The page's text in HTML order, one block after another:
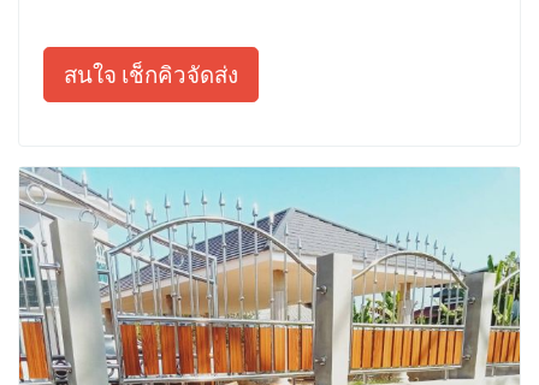
สนใจ เช็กคิวจัดส่ง